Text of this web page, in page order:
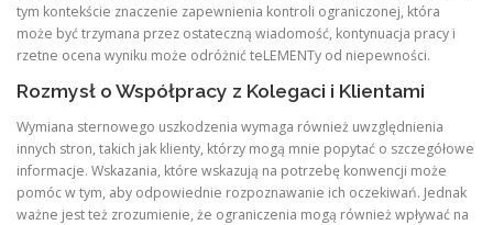
tym kontekście znaczenie zapewnienia kontroli ograniczonej, która
może być trzymana przez ostateczną wiadomość, kontynuacja pracy i
rzetne ocena wyniku może odróżnić teLEMENTy od niepewności.
Rozmysł o Współpracy z Kolegaci i Klientami
Wymiana sternowego uszkodzenia wymaga również uwzględnienia
innych stron, takich jak klienty, którzy mogą mnie popytać o szczegółowe
informacje. Wskazania, które wskazują na potrzebę konwencji może
pomóc w tym, aby odpowiednie rozpoznawanie ich oczekiwań. Jednak
ważne jest też zrozumienie, że ograniczenia mogą również wpływać na